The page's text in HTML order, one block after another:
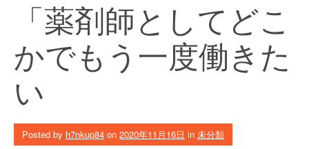
「薬剤師としてどこ
かでもう一度働きた
い
Posted by h7nkup84 on 2020年11月16日 in 未分類